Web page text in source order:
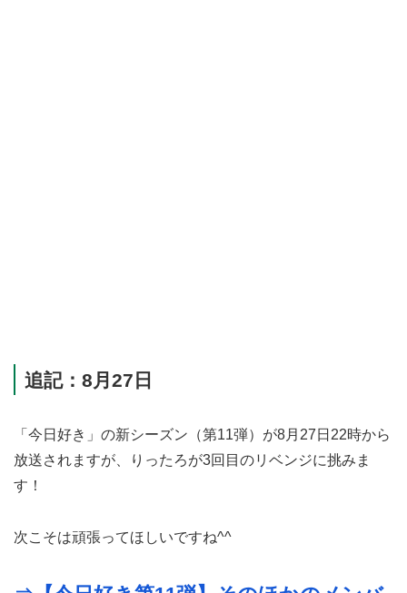
追記：8月27日
「今日好き」の新シーズン（第11弾）が8月27日22時から
放送されますが、りったろが3回目のリベンジに挑みま
す！
次こそは頑張ってほしいですね^^